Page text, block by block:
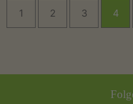
1 2 3 4